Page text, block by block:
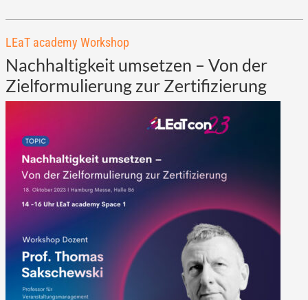
LEaT academy Workshop
Nachhaltigkeit umsetzen – Von der
Zielformulierung zur Zertifizierung